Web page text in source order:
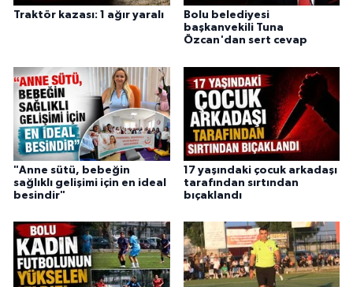
Traktör kazası: 1 ağır yaralı
Bolu belediyesi
başkanvekili Tuna
Özcan'dan sert cevap
"Anne sütü, bebeğin
sağlıklı gelişimi için en ideal
besindir"
17 yaşındaki çocuk arkadaşı
tarafından sırtından
bıçaklandı